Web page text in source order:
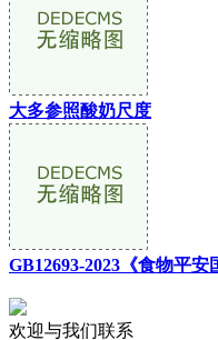
大多参照酸奶尺度
GB12693-2023《食物平
欢迎与我们联系